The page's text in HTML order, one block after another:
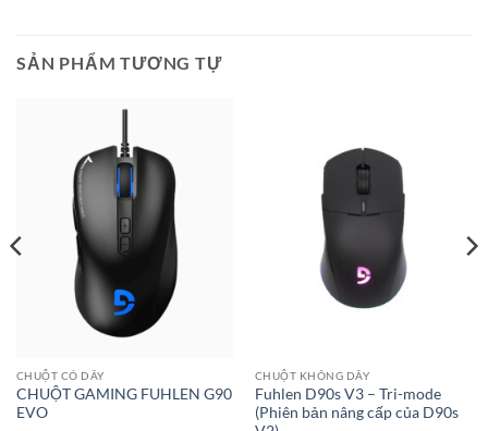
SẢN PHẨM TƯƠNG TỰ
CHUỘT CÓ DÂY
CHUỘT GAMING FUHLEN G90
EVO
CHUỘT KHÔNG DÂY
Fuhlen D90s V3 – Tri-mode
(Phiên bản nâng cấp của D90s